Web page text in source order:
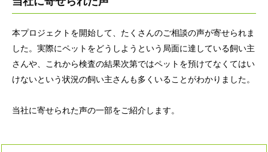
本プロジェクトを開始して、たくさんのご相談の声が寄せられま
した。実際にペットをどうしようという局面に達している飼い主
さんや、これから検査の結果次第ではペットを預けてなくてはい
けないという状況の飼い主さんも多くいることがわかりました。
当社に寄せられた声の一部をご紹介します。